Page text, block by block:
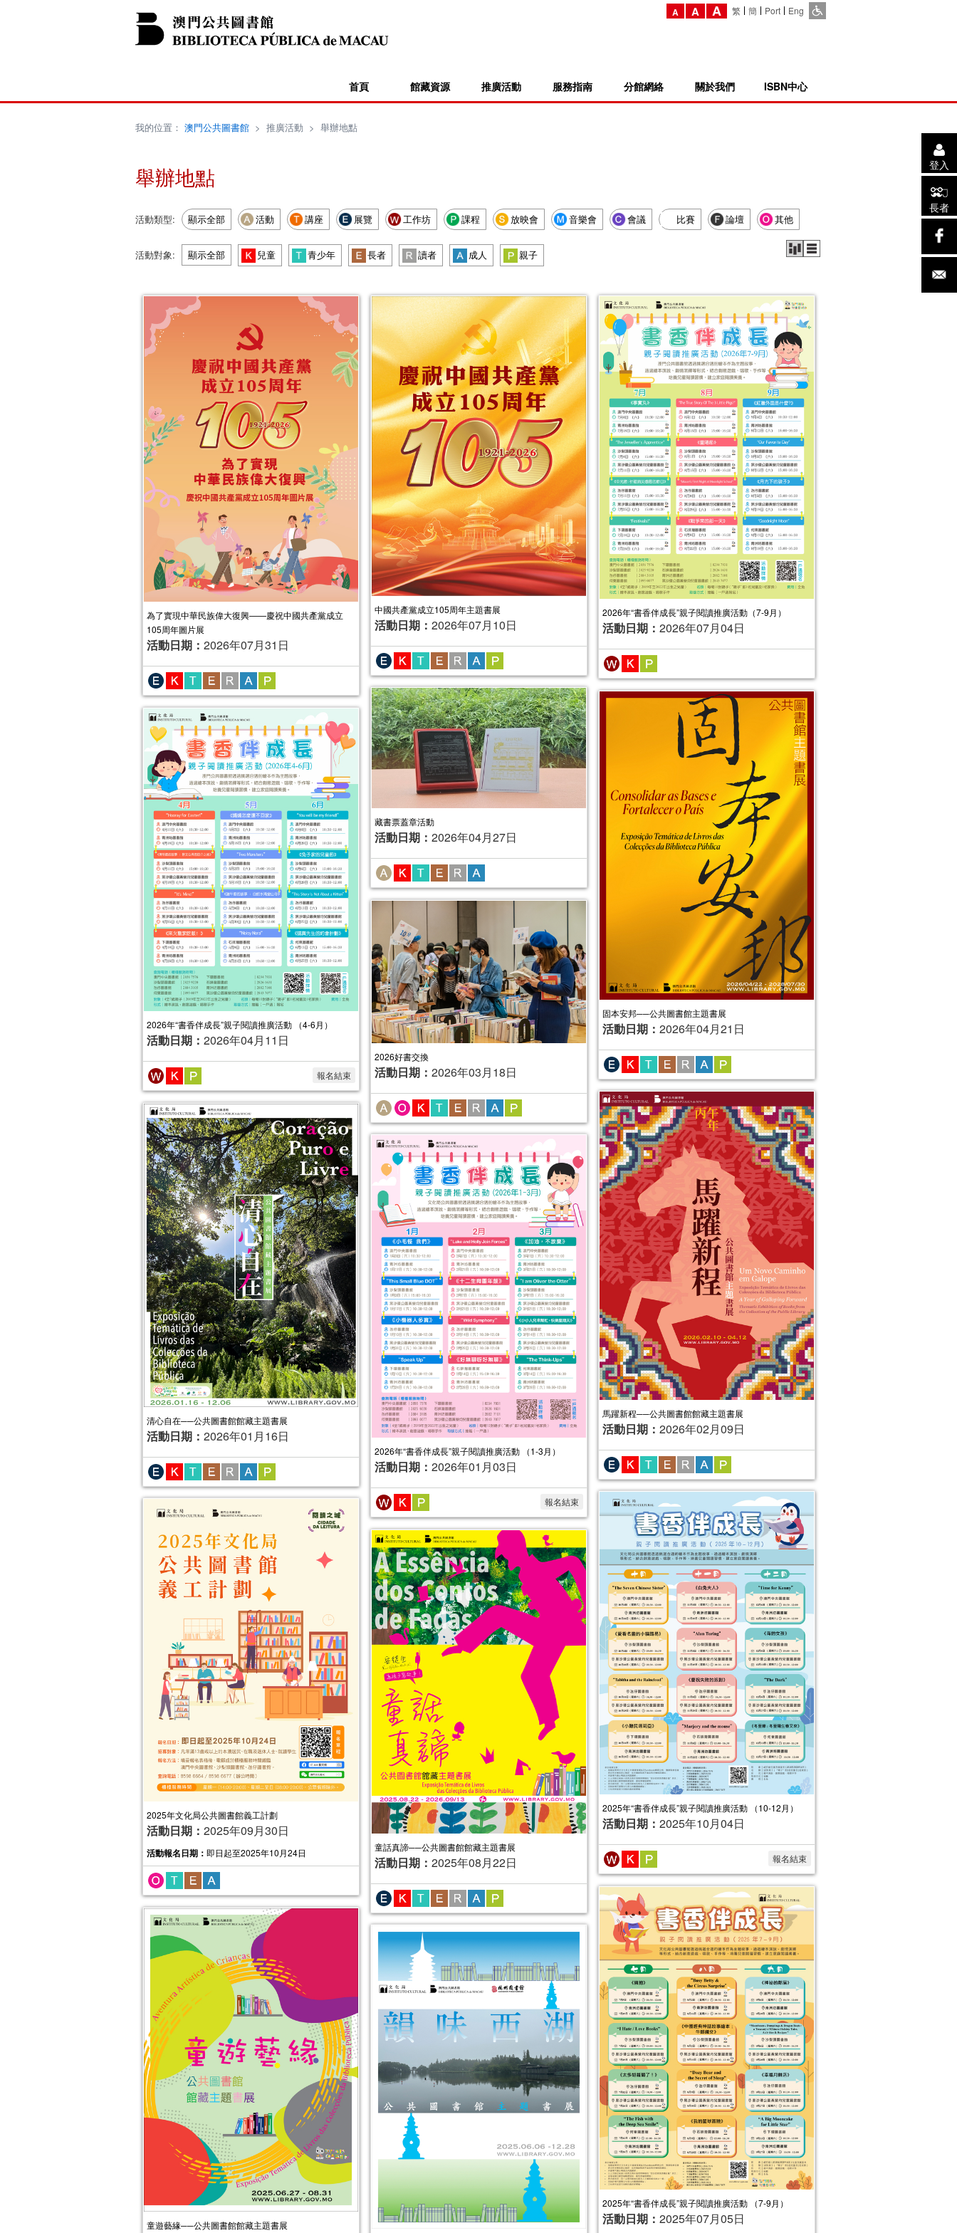
A A A 繁 簡 Port Eng
首頁 館藏資源 推廣活動 服務指南 分館網絡 關於我們 ISBN中心
登入
長者
我的位置： 澳門公共圖書館> 推廣活動 > 舉辦地點
舉辦地點
活動類型: 顯示全部 活動 講座 展覽 工作坊 課程 放映會 音樂會 會議 比賽 論壇 其他
活動對象: 顯示全部 兒童 青少年 長者 讀者 成人 親子
為了實現中華民族偉大復興——慶祝中國共產黨成立
105周年圖片展
活動日期： 2026年07月31日
中國共產黨成立105周年主題書展
活動日期： 2026年07月10日
2026年“書香伴成長”親子閱讀推廣活動（7-9月）
活動日期： 2026年07月04日
藏書票蓋章活動
活動日期： 2026年04月27日
固本安邦──公共圖書館主題書展
活動日期： 2026年04月21日
2026年“書香伴成長”親子閱讀推廣活動 （4-6月）
活動日期： 2026年04月11日
報名結束
2026好書交換
活動日期： 2026年03月18日
馬躍新程──公共圖書館館藏主題書展
活動日期： 2026年02月09日
清心自在──公共圖書館館藏主題書展
活動日期： 2026年01月16日
2026年“書香伴成長”親子閱讀推廣活動 （1-3月）
活動日期： 2026年01月03日
報名結束
2025年“書香伴成長”親子閱讀推廣活動 （10-12月）
活動日期： 2025年10月04日
報名結束
2025年文化局公共圖書館義工計劃
活動日期： 2025年09月30日
活動報名日期： 即日起至2025年10月24日 童話真諦──公共圖書館館藏主題書展
活動日期： 2025年08月22日
2025年“書香伴成長”親子閱讀推廣活動 （7-9月）
活動日期： 2025年07月05日
童遊藝緣──公共圖書館館藏主題書展